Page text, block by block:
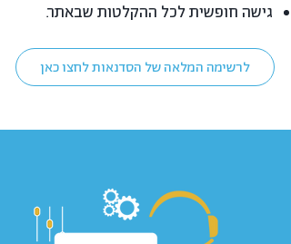
גישה חופשית לכל ההקלטות שבאתר.
לרשימה המלאה של הסדנאות לחצו כאן